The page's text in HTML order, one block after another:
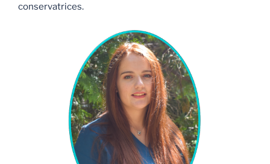
conservatrices.